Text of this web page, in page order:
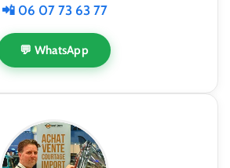
📲 06 07 73 63 77
💬 WhatsApp